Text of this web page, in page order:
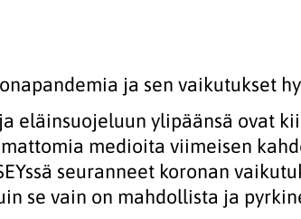
ja sen vaikutukset
eläinsuojeluun ylipäänsä ovat
medioita viimeisen
seuranneet koronan
se vain on mahdollista ja